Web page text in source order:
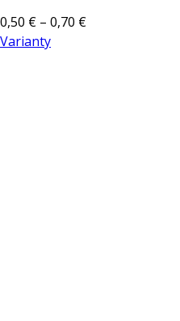
0,50 € – 0,70 €Price
Varianty